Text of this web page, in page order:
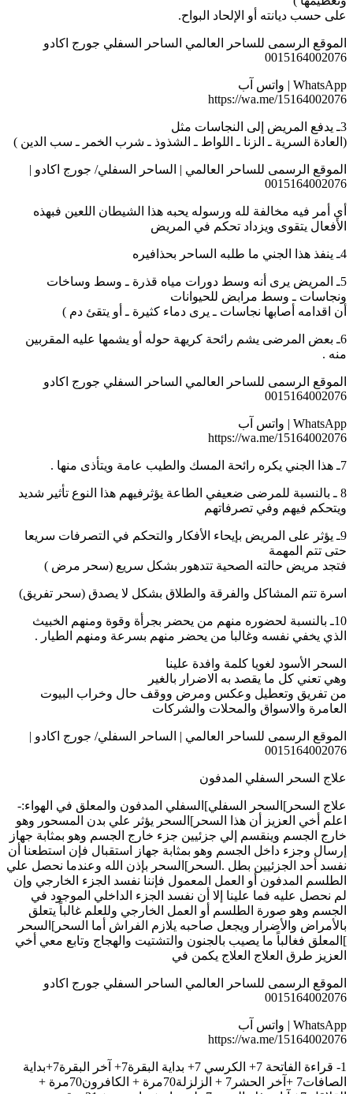
على حسب ديانته أو الإلحاد البواح.
الموقع الرسمى للساحر العالمي الساحر السفلي جورج اكادو
0015164002076
WhatsApp | واتس آب
https://wa.me/15164002076
3ـ يدفع المريض إلى النجاسات مثل
(العادة السرية ـ الزنا ـ اللواط ـ الشذوذ ـ شرب الخمر ـ سب الدين )
الموقع الرسمى للساحر العالمي | الساحر السفلي/ جورج اكادو |
0015164002076
أي أمر فيه مخالفة لله ورسوله يحبه هذا الشيطان اللعين فبهذه
الأفعال يتقوى ويزداد تحكم في المريض
4ـ ينفذ هذا الجني ما طلبه الساحر بحذافيره
5ـ المريض يرى أنه وسط دورات مياه قذرة ـ وسط وساخات
ونجاسات ـ وسط مرابض للحيوانات
أن اقدامه أصابها نجاسات ـ يرى دماء كثيرة ـ أو يتقئ دم )
6ـ بعض المرضى يشم رائحة كريهة حوله أو يشمها عليه المقربين
منه .
الموقع الرسمى للساحر العالمي الساحر السفلي جورج اكادو
0015164002076
WhatsApp | واتس آب
https://wa.me/15164002076
7ـ هذا الجني يكره رائحة المسك والطيب عامة ويتأذى منها .
8 ـ بالنسبة للمرضى ضعيفي الطاعة يؤثرفيهم هذا النوع تأثير شديد
ويتحكم فيهم وفي تصرفاتهم
9ـ يؤثر على المريض بإيحاء الأفكار والتحكم في التصرفات سريعا
حتى تتم المهمة
فتجد مريض حالته الصحية تتدهور بشكل سريع (سحر مرض )
اسرة تتم المشاكل والفرقة والطلاق بشكل لا يصدق (سحر تفريق)
10ـ بالنسبة لحضوره منهم من يحضر بجرأة وقوة ومنهم الخبيث
الذي يخفي نفسه وغالبا من يحضر منهم بسرعة ومنهم الطيار .
السحر الأسود لغويا كلمة وافدة علينا
وهي تعني كل ما يقصد به الاضرار بالغير
من تفريق وتعطيل وعكس ومرض ووقف حال وخراب البيوت
العامرة والاسواق والمحلات والشركات
الموقع الرسمى للساحر العالمي | الساحر السفلي/ جورج اكادو |
0015164002076
علاج السحر السفلي المدفون
علاج السحر]السحر السفلي]السفلي المدفون والمعلق في الهواء:-
اعلم أخي العزيز أن هذا السحر]السحر يؤثر علي بدن المسحور وهو
خارج الجسم وينقسم إلي جزئيين جزء خارج الجسم وهو بمثابة جهاز
إرسال وجزء داخل الجسم وهو بمثابة جهاز استقبال فإن استطعنا أن
نفسد أحد الجزئيين بطل .السحر]السحر بإذن الله وعندما نحصل علي
الطلسم المدفون أو العمل المعمول فإننا نفسد الجزء الخارجي وإن
لم نحصل عليه فما علينا إلا أن نفسد الجزء الداخلي الموجود في
الجسم وهو صورة الطلسم أو العمل الخارجي وللعلم غالباً يتعلق
بالأمراض والأضرار ويجعل صاحبه يلازم الفراش أما السحر]السحر
]المعلق فغالباً ما يصيب بالجنون والتشتيت والهجاج وتابع معي أخي
العزيز طرق العلاج العلاج يكمن في
الموقع الرسمى للساحر العالمي الساحر السفلي جورج اكادو
0015164002076
WhatsApp | واتس آب
https://wa.me/15164002076
1- قراءة الفاتحة 7+ الكرسي 7+ بداية البقرة7+ آخر البقرة7+بداية
الصافات7 +آخر الحشر7 + الزلزلة70مرة + الكافرون70مرة +